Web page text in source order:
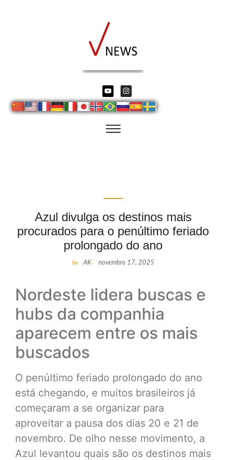
Azul divulga os destinos mais
procurados para o penúltimo feriado
prolongado do ano
by AK- novembro 17, 2025
Nordeste lidera buscas e
hubs da companhia
aparecem entre os mais
buscados
O penúltimo feriado prolongado do ano
está chegando, e muitos brasileiros já
começaram a se organizar para
aproveitar a pausa dos dias 20 e 21 de
novembro. De olho nesse movimento, a
Azul levantou quais são os destinos mais